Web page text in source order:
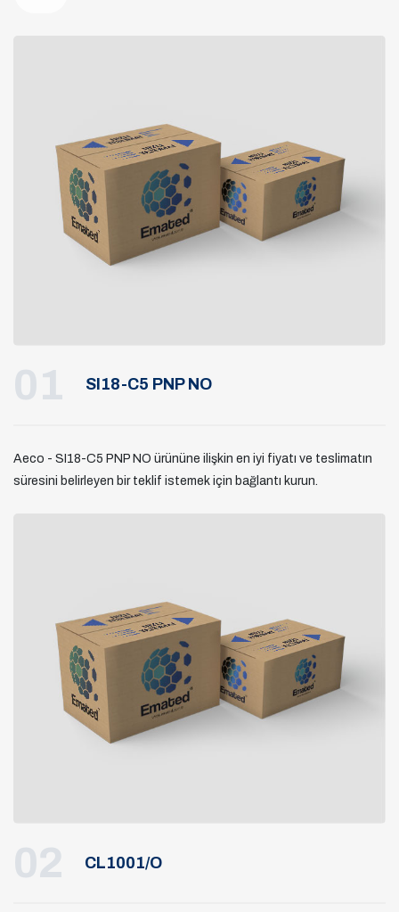
01 SI18-C5 PNP NO
Aeco - SI18-C5 PNP NO ürününe ilişkin en iyi fiyatı ve teslimatın
süresini belirleyen bir teklif istemek için bağlantı kurun.
02 CL1001/O